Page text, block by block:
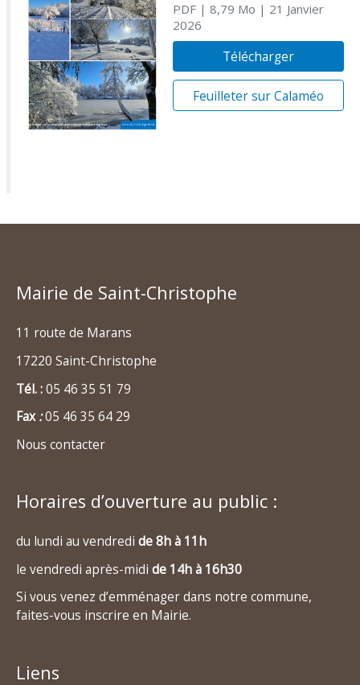
PDF| 8,79 Mo | 21 Janvier
2026
Télécharger
Feuilleter sur Calaméo
Mairie de Saint-Christophe
11 route de Marans
17220 Saint-Christophe
Tél. :05 46 35 51 79
Fax:05 46 35 64 29
Nous contacter
Horaires d’ouverture au public :
du lundi au vendredi de 8h à 11h
le vendredi après-midi de 14h à 16h30
Si vous venez d’emménager dans notre commune,
faites-vous inscrire en Mairie.
Liens